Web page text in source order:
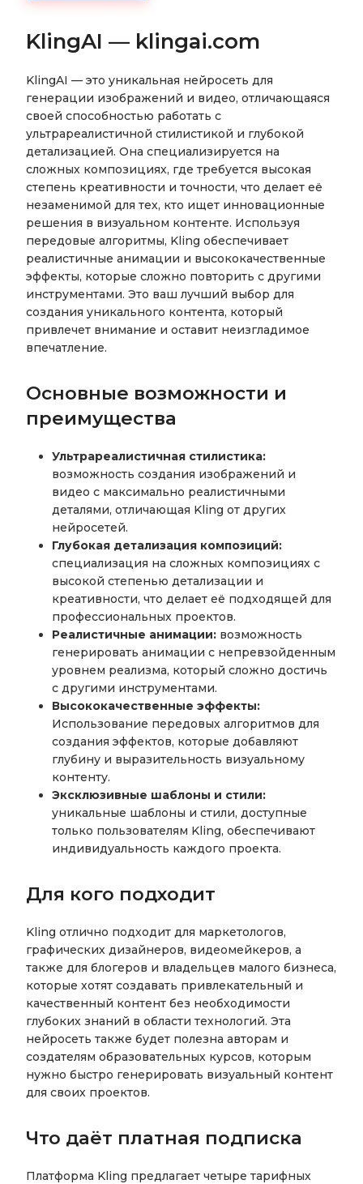
KlingAI — klingai.com
KlingAI — это уникальная нейросеть для
генерации изображений и видео, отличающаяся
своей способностью работать с
ультрареалистичной стилистикой и глубокой
детализацией. Она специализируется на
сложных композициях, где требуется высокая
степень креативности и точности, что делает её
незаменимой для тех, кто ищет инновационные
решения в визуальном контенте. Используя
передовые алгоритмы, Kling обеспечивает
реалистичные анимации и высококачественные
эффекты, которые сложно повторить с другими
инструментами. Это ваш лучший выбор для
создания уникального контента, который
привлечет внимание и оставит неизгладимое
впечатление.
Основные возможности и
преимущества
Ультрареалистичная стилистика:
возможность создания изображений и
видео с максимально реалистичными
деталями, отличающая Kling от других
нейросетей.
Глубокая детализация композиций:
специализация на сложных композициях с
высокой степенью детализации и
креативности, что делает её подходящей для
профессиональных проектов.
Реалистичные анимации: возможность
генерировать анимации с непревзойденным
уровнем реализма, который сложно достичь
с другими инструментами.
Высококачественные эффекты:
Использование передовых алгоритмов для
создания эффектов, которые добавляют
глубину и выразительность визуальному
контенту.
Эксклюзивные шаблоны и стили:
уникальные шаблоны и стили, доступные
только пользователям Kling, обеспечивают
индивидуальность каждого проекта.
Для кого подходит
Kling отлично подходит для маркетологов,
графических дизайнеров, видеомейкеров, а
также для блогеров и владельцев малого бизнеса,
которые хотят создавать привлекательный и
качественный контент без необходимости
глубоких знаний в области технологий. Эта
нейросеть также будет полезна авторам и
создателям образовательных курсов, которым
нужно быстро генерировать визуальный контент
для своих проектов.
Что даёт платная подписка
Платформа Kling предлагает четыре тарифных